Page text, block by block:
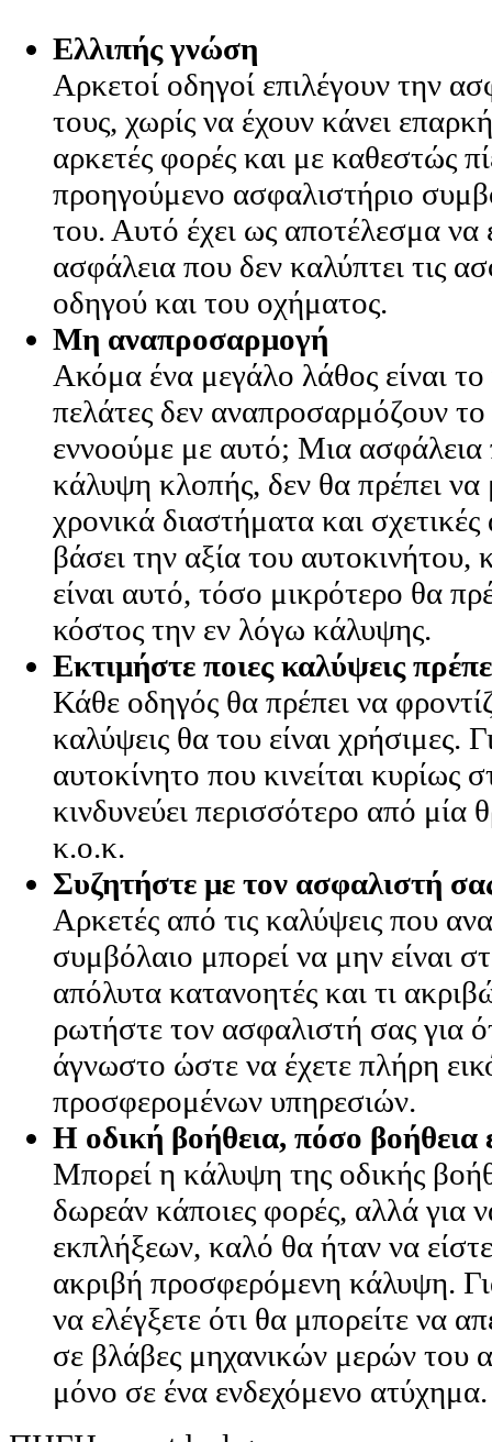
Ελλιπής γνώση
Αρκετοί οδηγοί επιλέγουν την
τους, χωρίς να έχουν κάνει
αρκετές φορές και με καθεστώς
προηγούμενο ασφαλιστήριο
του. Αυτό έχει ως αποτέλεσμα να
ασφάλεια που δεν καλύπτει τις
οδηγού και του οχήματος.
Μη αναπροσαρμογή
Ακόμα ένα μεγάλο λάθος είναι
πελάτες δεν αναπροσαρμόζουν
εννοούμε με αυτό; Μια ασφάλεια
κάλυψη κλοπής, δεν θα πρέπει να
χρονικά διαστήματα και
βάσει την αξία του
είναι αυτό, τόσο μικρότερο θα
κόστος την εν λόγω κάλυψης.
Εκτιμήστε ποιες καλύψεις
Κάθε οδηγός θα πρέπει να
καλύψεις θα του είναι χρήσιμες.
αυτοκίνητο που κινείται κυρίως
κινδυνεύει περισσότερο από
κ.ο.κ.
Συζητήστε με τον ασφαλιστή
Αρκετές από τις καλύψεις που
συμβόλαιο μπορεί να μην είναι
απόλυτα κατανοητές και τι
ρωτήστε τον ασφαλιστή σας για
άγνωστο ώστε να έχετε πλήρη
προσφερομένων υπηρεσιών.
H οδική βοήθεια, πόσο βοήθεια
Μπορεί η κάλυψη της οδικής
δωρεάν κάποιες φορές, αλλά για
εκπλήξεων, καλό θα ήταν να
ακριβή προσφερόμενη κάλυψη.
να ελέγξετε ότι θα μπορείτε να
σε βλάβες μηχανικών μερών του
μόνο σε ένα ενδεχόμενο ατύχημα.